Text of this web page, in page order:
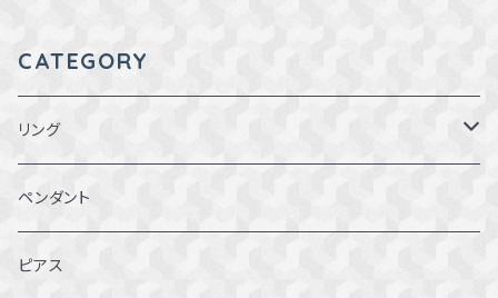
CATEGORY
リング
1～1.5号
2～2.5号
ペンダント
ピアス